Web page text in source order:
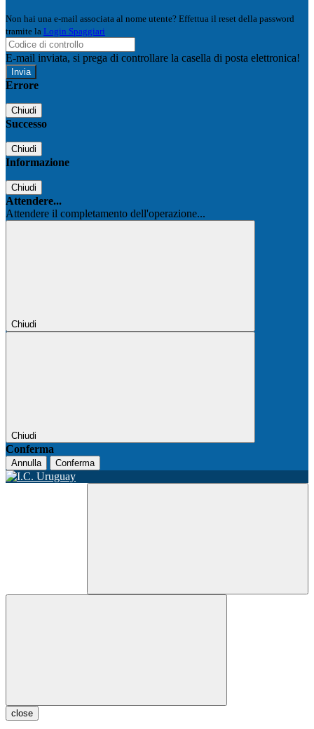
Non hai una e-mail associata al nome utente? Effettua il reset della password
tramite la Login Spaggiari
E-mail inviata, si prega di controllare la casella di posta elettronica!
Errore
Chiudi
Successo
Chiudi
Informazione
Chiudi
Attendere...
Attendere il completamento dell'operazione...
Chiudi
Chiudi
Conferma
Annulla Conferma
close